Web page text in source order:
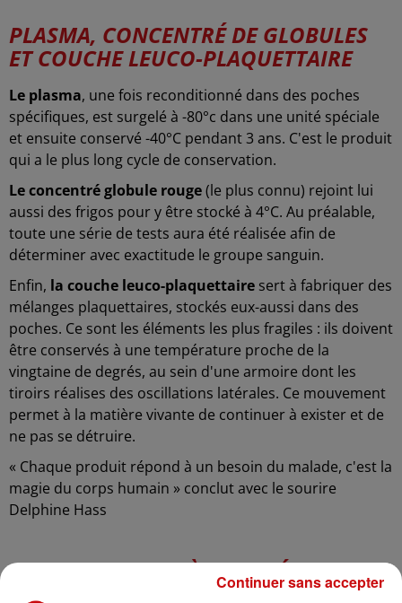
PLASMA, CONCENTRÉ DE GLOBULES
ET COUCHE LEUCO-PLAQUETTAIRE
Le plasma, une fois reconditionné dans des poches
spécifiques, est surgelé à -80°c dans une unité spéciale
et ensuite conservé -40°C pendant 3 ans. C'est le produit
qui a le plus long cycle de conservation.
Le concentré globule rouge(le plus connu) rejoint lui
aussi des frigos pour y être stocké à 4°C. Au préalable,
toute une série de tests aura été réalisée afin de
déterminer avec exactitude le groupe sanguin.
Enfin, la couche leuco-plaquettaire sert à fabriquer des
mélanges plaquettaires, stockés eux-aussi dans des
poches. Ce sont les éléments les plus fragiles : ils doivent
être conservés à une température proche de la
vingtaine de degrés, au sein d'une armoire dont les
tiroirs réalises des oscillations latérales. Ce mouvement
permet à la matière vivante de continuer à exister et de
ne pas se détruire.
« Chaque produit répond à un besoin du malade, c'est la
magie du corps humain » conclut avec le sourire
Delphine Hass
UNE LOGISTIQUE À TOUTE ÉPREUVE,
24H/24 ET CHAQUE JOUR DE L'ANNÉE !
Continuer sans accepter